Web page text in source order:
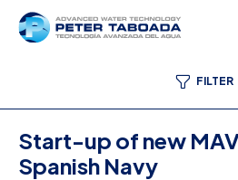
FILTER
Start-up of new
Spanish Navy